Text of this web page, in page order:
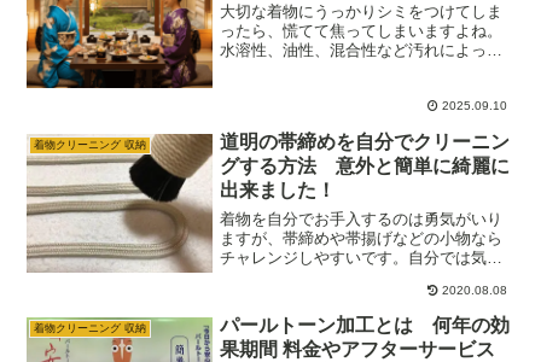
大切な着物にうっかりシミをつけてしま
ったら、慌てて焦ってしまいますよね。
水溶性、油性、混合性など汚れによって
を防ぎその後の専門のクリーニングをよ
2025.09.10
着物クリーニング 収納
道明の帯締めを自分でクリーニン
グする方法 意外と簡単に綺麗に
出来ました！
着物を自分でお手入するのは勇気がいり
ますが、帯締めや帯揚げなどの小物なら
チャレンジしやすいです。自分では気が
が汚れている場合があります。興味があ
る場合は、怖がらずに自分でやってみる
ことが大切です。
2020.08.08
着物クリーニング 収納
パールトーン加工とは 何年の効
果期間 料金やアフターサービス